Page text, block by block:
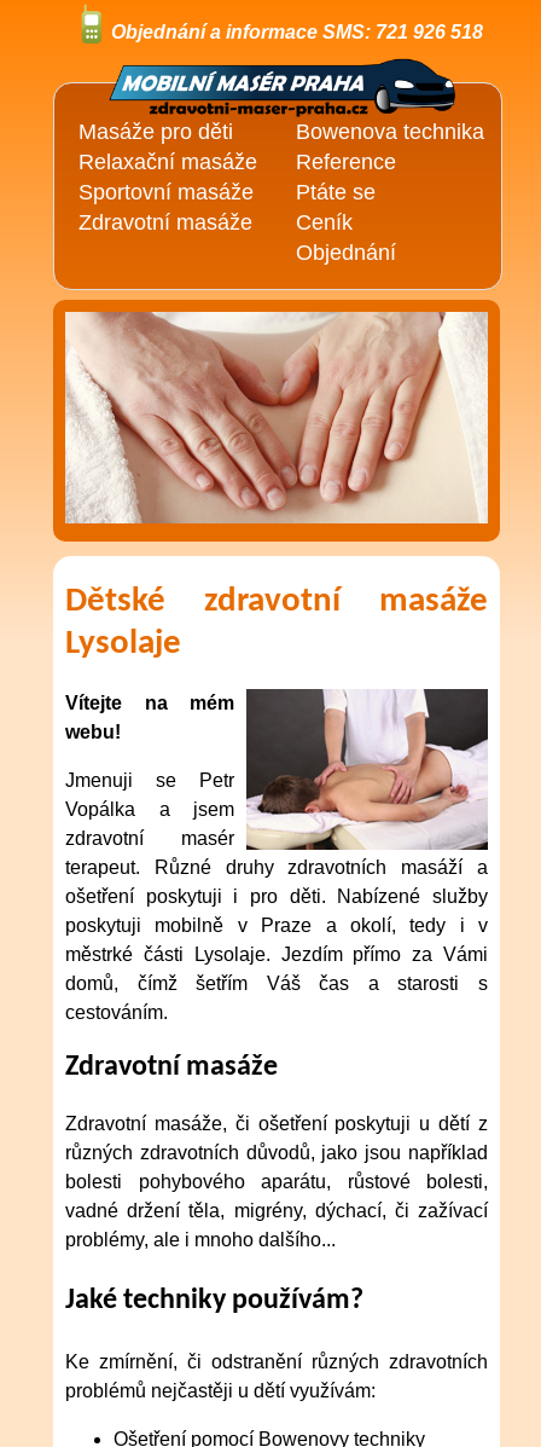
Masáže pro děti
Relaxační masáže
Sportovní masáže
Zdravotní masáže
Bowenova technika
Reference
Ptáte se
Ceník
Objednání
Objednání a informace SMS: 721 926 518
Dětské zdravotní masáže
Lysolaje
Vítejte na mém
webu!
Jmenuji se Petr
Vopálka a jsem
zdravotní masér
terapeut. Různé druhy zdravotních masáží a
ošetření poskytuji i pro děti. Nabízené služby
poskytuji mobilně v Praze a okolí, tedy i v
městrké části Lysolaje. Jezdím přímo za Vámi
domů, čímž šetřím Váš čas a starosti s
cestováním.
Zdravotní masáže
Zdravotní masáže, či ošetření poskytuji u dětí z
různých zdravotních důvodů, jako jsou například
bolesti pohybového aparátu, růstové bolesti,
vadné držení těla, migrény, dýchací, či zažívací
problémy, ale i mnoho dalšího...
Jaké techniky používám?
Ke zmírnění, či odstranění různých zdravotních
problémů nejčastěji u dětí využívám:
Ošetření pomocí Bowenovy techniky